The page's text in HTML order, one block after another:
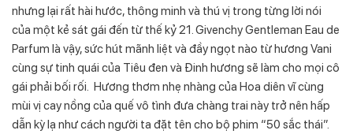
nhưng lại rất hài hước, thông minh và thú vị trong từng lời nói
của một kẻ sát gái đến từ thế kỷ 21. Givenchy Gentleman Eau de
Parfum là vậy, sức hút mãnh liệt và đầy ngọt nào từ hương Vani
cùng sự tinh quái của Tiêu đen và Đinh hương sẽ làm cho mọi cô
gái phải bối rối. Hương thơm nhẹ nhàng của Hoa diên vĩ cùng
mùi vị cay nồng của quế vô tình đưa chàng trai này trở nên hấp
dẫn kỳ lạ như cách người ta đặt tên cho bộ phim “50 sắc thái”.